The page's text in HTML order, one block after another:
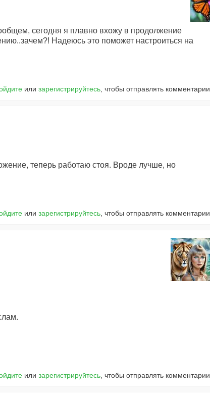
сегодня я плавно вхожу в продолжение
Надеюсь это поможет настроиться на
илизарегистрируйтесь , чтобы отправлять комментарии
теперь работаю стоя. Вроде лучше, но
илизарегистрируйтесь, чтобы отправлять комментарии
илизарегистрируйтесь , чтобы отправлять комментарии